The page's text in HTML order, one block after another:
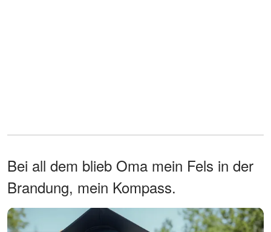
Bei all dem blieb Oma mein Fels in der
Brandung, mein Kompass.